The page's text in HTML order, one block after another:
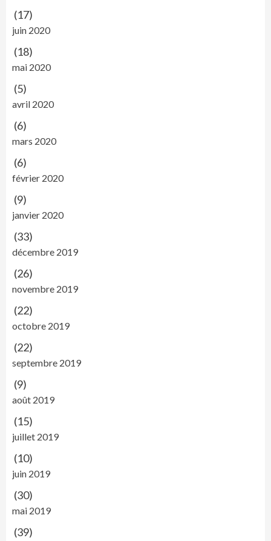
(17)
juin 2020
(18)
mai 2020
(5)
avril 2020
(6)
mars 2020
(6)
février 2020
(9)
janvier 2020
(33)
décembre 2019
(26)
novembre 2019
(22)
octobre 2019
(22)
septembre 2019
(9)
août 2019
(15)
juillet 2019
(10)
juin 2019
(30)
mai 2019
(39)